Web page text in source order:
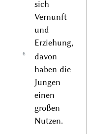
sich
Vernunft
und
Erziehung,
6
davon
haben die
Jungen
einen
großen
Nutzen.